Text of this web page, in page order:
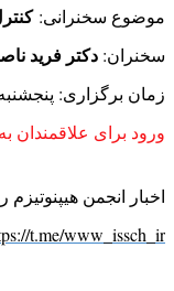
5 موضوع سخنرانی:
سخنران: دکتر فرید
زمان برگزاری: پنجشنبه 25 بهمن ماه 1403 ساعت 10
ورود برای علاقمندان
اخبار انجمن هیپنوتیزم
t.me/www_issch_ir